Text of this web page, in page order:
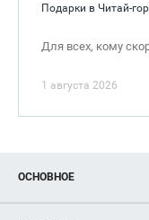
Подарки в Читай-
Для всех, кому
1 августа 2026
ОСНОВНОЕ